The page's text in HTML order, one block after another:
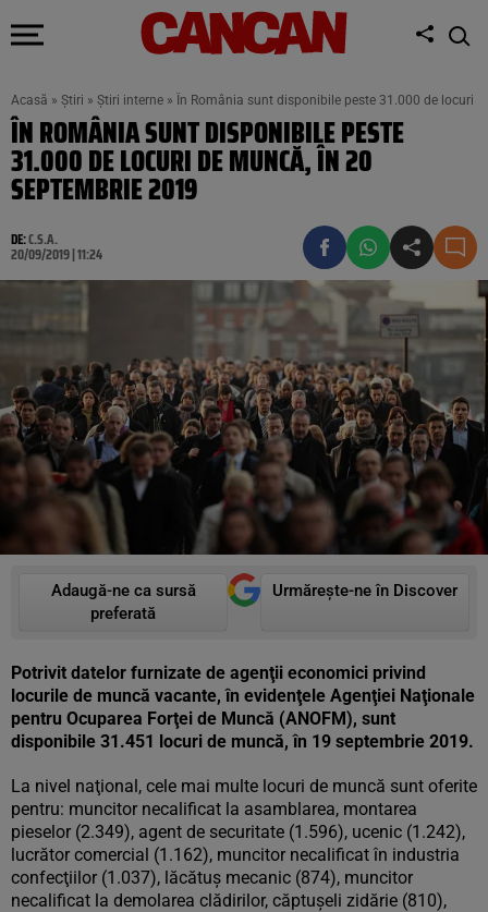
Acasă » Știri » Știri interne » În România sunt disponibile peste 31.000 de locuri
ÎN ROMÂNIA SUNT DISPONIBILE PESTE
31.000 DE LOCURI DE MUNCĂ, ÎN 20
SEPTEMBRIE 2019
DE:C.S.A.
20/09/2019 | 11:24
Adaugă-ne ca sursă
preferată
Urmărește-ne în Discover
Potrivit datelor furnizate de agenţii economici privind
locurile de muncă vacante, în evidenţele Agenţiei Naţionale
pentru Ocuparea Forţei de Muncă (ANOFM), sunt
disponibile 31.451 locuri de muncă, în 19 septembrie 2019.
La nivel naţional, cele mai multe locuri de muncă sunt oferite
pentru: muncitor necalificat la asamblarea, montarea
pieselor (2.349), agent de securitate (1.596), ucenic (1.242),
lucrător comercial (1.162), muncitor necalificat în industria
confecţiilor (1.037), lăcătuş mecanic (874), muncitor
necalificat la demolarea clădirilor, căptuşeli zidărie (810),